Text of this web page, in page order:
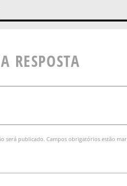
RESPOSTA
será publicado. Campos obrigatórios estão